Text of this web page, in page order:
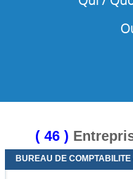
( 46 )
BUREAU DE